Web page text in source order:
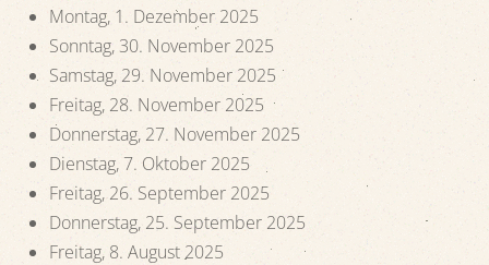
Montag, 1. Dezember 2025
Sonntag, 30. November 2025
Samstag, 29. November 2025
Freitag, 28. November 2025
Donnerstag, 27. November 2025
Dienstag, 7. Oktober 2025
Freitag, 26. September 2025
Donnerstag, 25. September 2025
Freitag, 8. August 2025